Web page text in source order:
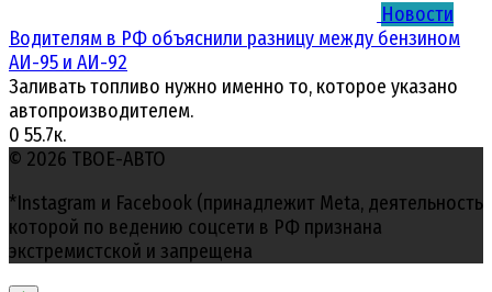
Новости
Водителям в РФ объяснили разницу между бензином
АИ-95 и АИ-92
Заливать топливо нужно именно то, которое указано
автопроизводителем.
0 55.7к.
© 2026 ТВОЕ-АВТО
*Instagram и Facebook (принадлежит Meta, деятельность
которой по ведению соцсети в РФ признана
экстремистской и запрещена